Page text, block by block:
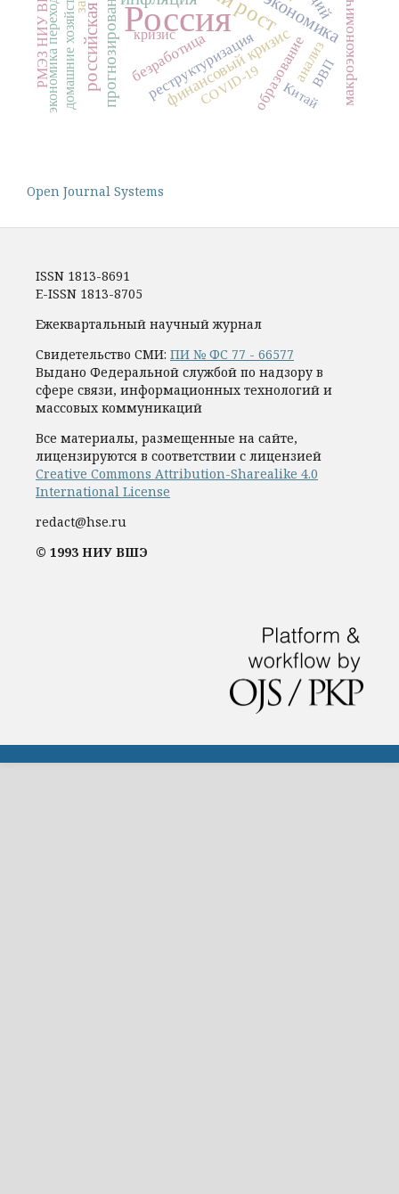
Россия
прогнозирование финансовый кризис
образование
реструктуризация
безработица анализ
Китай
домашние хозяйства COVID-19
кризис
РМЭЗ НИУ ВШЭ ВВП
Open Journal Systems
ISSN 1813-8691
E-ISSN 1813-8705
Ежеквартальный научный журнал
Свидетельство СМИ: ПИ № ФС 77 - 66577
Выдано Федеральной службой по надзору в
сфере связи, информационных технологий и
массовых коммуникаций
Все материалы, размещенные на сайте,
лицензируются в соответствии с лицензией
Creative Commons Attribution-Sharealike 4.0
International License
redact@hse.ru
© 1993 НИУ ВШЭ